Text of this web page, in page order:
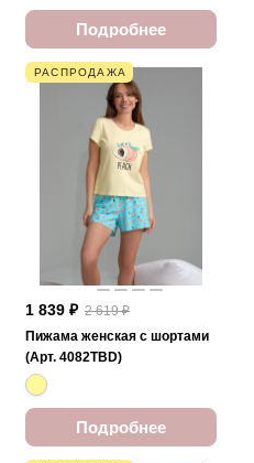
Подробнее
РАСПРОДАЖА
1 839 ₽ 2 619 ₽
Пижама женская с шортами
(Арт. 4082TBD)
Подробнее